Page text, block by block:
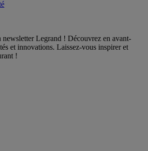
newsletter Legrand ! Découvrez en avant-
et innovations. Laissez-vous inspirer et
!